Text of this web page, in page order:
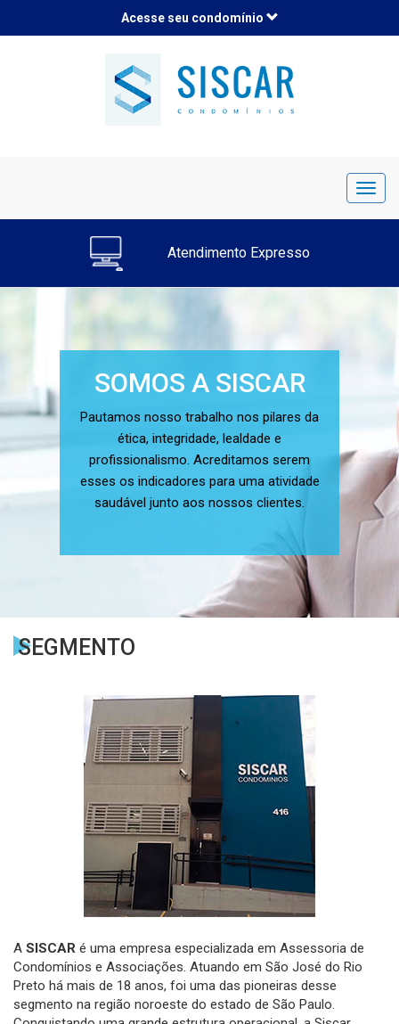
Acesse seu condomínio
Atendimento Expresso
SOMOS A SISCAR
Pautamos nosso trabalho nos pilares da
ética, integridade, lealdade e
profissionalismo. Acreditamos serem
esses os indicadores para uma atividade
saudável junto aos nossos clientes.
SEGMENTO
A SISCAR é uma empresa especializada em Assessoria de
Condomínios e Associações. Atuando em São José do Rio
Preto há mais de 18 anos, foi uma das pioneiras desse
segmento na região noroeste do estado de São Paulo.